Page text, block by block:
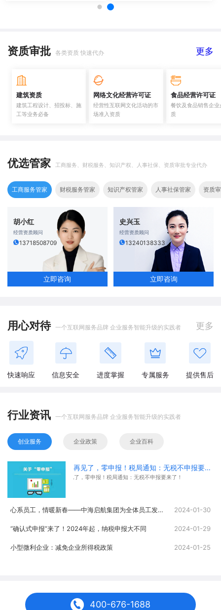
资质审批 各类资质 快速代办 更多
建筑资质
建筑工程设计、招投标、施
工等业务必备
网络文化经营许可证
经营性互联网文化活动的市
场准入资质
食品经营许可证
餐饮及食品销售企业
质
优选管家 工商服务、财税服务、知识产权、人事社保、资质审批专业代办
工商服务管家 财税服务管家 知识产权管家 人事社保管家 资质
胡小红
经营资质顾问
13718508709
立即咨询
史兴玉
经营资质顾问
13240138333
立即咨询
用心对待 一个互联网服务品牌 企业服务智能升级的实践者 更多
快速响应 信息安全 进度掌握 专属服务 提供售后
行业资讯 一个互联网服务品牌 企业服务智能升级的实践者
创业服务 企业政策 企业百科
再见了，零申报！税局通知：无税不申报要来了！
再见了，零申报！税局通知：无税不申报要来了！
心系员工，情暖新春——中海启航集团为全体员工发放春节福利 2024-01-30
“确认式申报”来了！2024年起，纳税申报大不同 2024-01-29
小型微利企业：减免企业所得税政策 2024-01-25
400-676-1688